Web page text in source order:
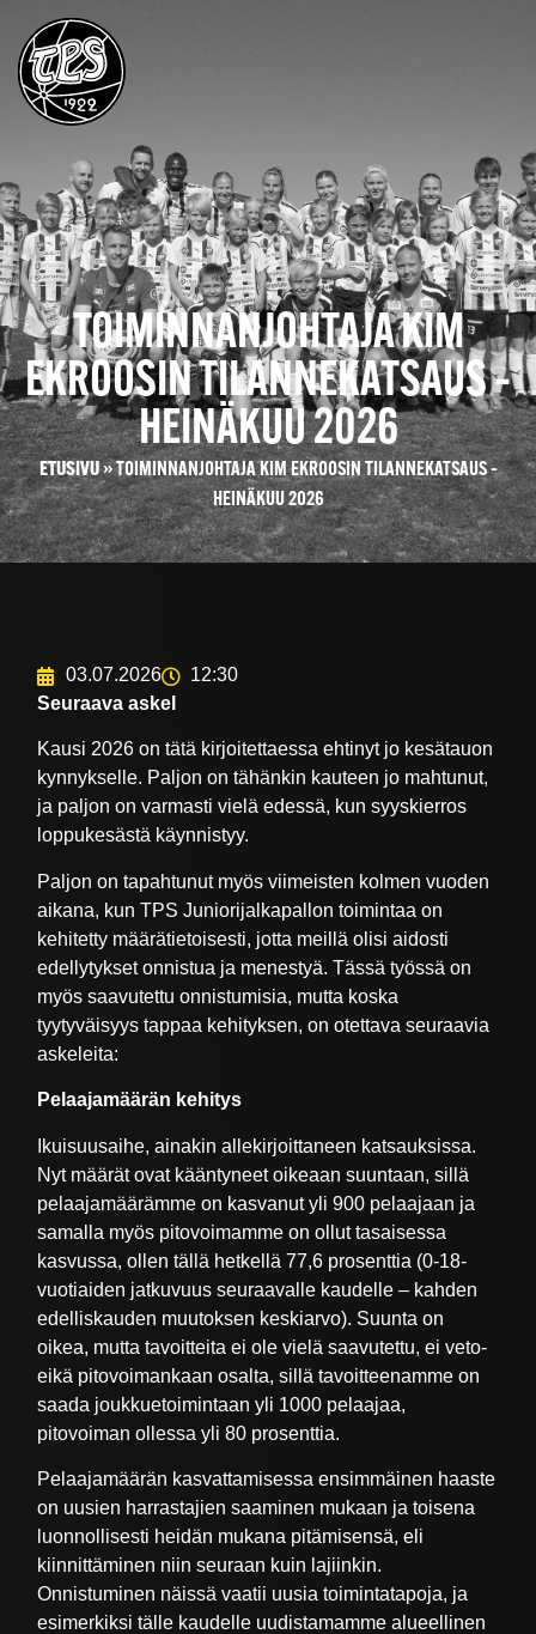
TOIMINNANJOHTAJA KIM
EKROOSIN TILANNEKATSAUS –
HEINÄKUU 2026
ETUSIVU»TOIMINNANJOHTAJA KIM EKROOSIN TILANNEKATSAUS –
HEINÄKUU 2026
03.07.2026
12:30
Seuraava askel
Kausi 2026 on tätä kirjoitettaessa ehtinyt jo kesätauon
kynnykselle. Paljon on tähänkin kauteen jo mahtunut,
ja paljon on varmasti vielä edessä, kun syyskierros
loppukesästä käynnistyy.
Paljon on tapahtunut myös viimeisten kolmen vuoden
aikana, kun TPS Juniorijalkapallon toimintaa on
kehitetty määrätietoisesti, jotta meillä olisi aidosti
edellytykset onnistua ja menestyä. Tässä työssä on
myös saavutettu onnistumisia, mutta koska
tyytyväisyys tappaa kehityksen, on otettava seuraavia
askeleita:
Pelaajamäärän kehitys
Ikuisuusaihe, ainakin allekirjoittaneen katsauksissa.
Nyt määrät ovat kääntyneet oikeaan suuntaan, sillä
pelaajamäärämme on kasvanut yli 900 pelaajaan ja
samalla myös pitovoimamme on ollut tasaisessa
kasvussa, ollen tällä hetkellä 77,6 prosenttia (0-18-
vuotiaiden jatkuvuus seuraavalle kaudelle – kahden
edelliskauden muutoksen keskiarvo). Suunta on
oikea, mutta tavoitteita ei ole vielä saavutettu, ei veto-
eikä pitovoimankaan osalta, sillä tavoitteenamme on
saada joukkuetoimintaan yli 1000 pelaajaa,
pitovoiman ollessa yli 80 prosenttia.
Pelaajamäärän kasvattamisessa ensimmäinen haaste
on uusien harrastajien saaminen mukaan ja toisena
luonnollisesti heidän mukana pitämisensä, eli
kiinnittäminen niin seuraan kuin lajiinkin.
Onnistuminen näissä vaatii uusia toimintatapoja, ja
esimerkiksi tälle kaudelle uudistamamme alueellinen